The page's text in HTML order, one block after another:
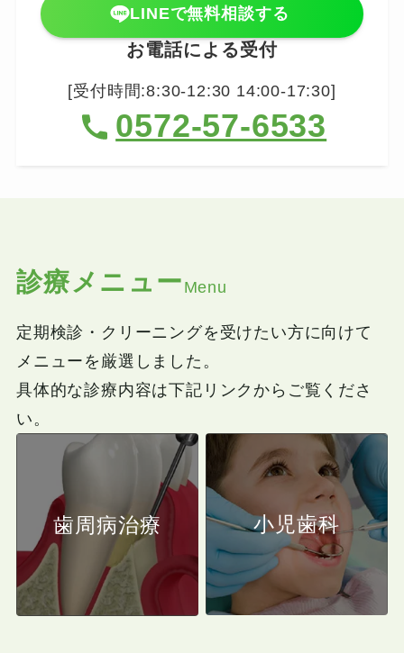
LINEで無料相談する
お電話による受付
[受付時間:8:30-12:30 14:00-17:30]
0572-57-6533
診療メニュー Menu
定期検診・クリーニングを受けたい方に向けて
メニューを厳選しました。
具体的な診療内容は下記リンクからご覧くださ
い。
歯周病治療 小児歯科